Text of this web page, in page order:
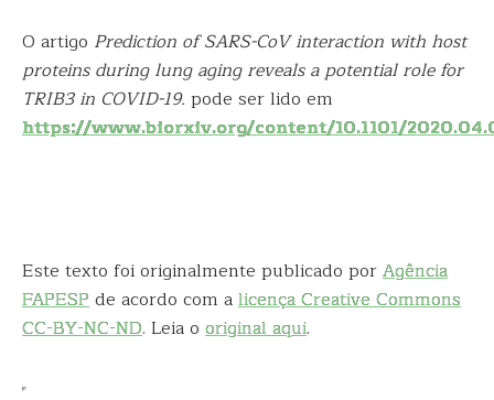
O artigo Prediction of SARS-CoV interaction with host
proteins during lung aging reveals a potential role for
TRIB3in COVID-19. pode ser lido em
https://www.biorxiv.org/content/10.1101/
Este texto foi originalmente publicado porAgência
FAPESPde acordo com alicença Creative Commons
CC-BY-NC-ND. Leia o original aqui.